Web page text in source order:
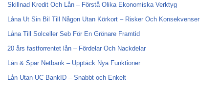
Skillnad Kredit Och Lån – Förstå Olika Ekonomiska Verktyg
Låna Ut Sin Bil Till Någon Utan Körkort – Risker Och Konsekvenser
Låna Till Solceller Seb För En Grönare Framtid
20 års fastforrentet lån – Fördelar Och Nackdelar
Lån & Spar Netbank – Upptäck Nya Funktioner
Lån Utan UC BankID – Snabbt och Enkelt